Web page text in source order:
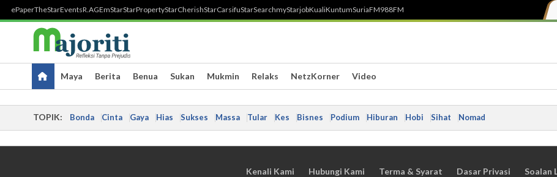
ePaperTheStarEventsR.AGEmStarStarPropertyStarCherishStarCarsifuStarSearchmyStarjobKualiKuntumSuriaFM988FM
Maya Berita Benua Sukan Mukmin Relaks NetzKorner Video
TOPIK: Bonda Cinta Gaya Hias Sukses Massa Tular Kes Bisnes Podium Hiburan Hobi Sihat Nomad
Kenali Kami Hubungi Kami Terma & Syarat Dasar Privasi Soalan